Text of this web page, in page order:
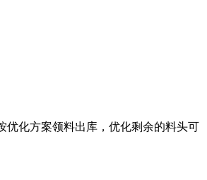
优化方案领料出库，优化剩余的料头可